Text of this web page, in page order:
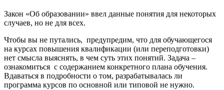
Закон «Об образовании» ввел данные понятия для некоторых
случаев, но не для всех.
Чтобы вы не путались, предупредим, что для обучающегося
на курсах повышения квалификации (или переподготовки)
нет смысла выяснять, в чем суть этих понятий. Задача –
ознакомиться с содержанием конкретного плана обучения.
Вдаваться в подробности о том, разрабатывалась ли
программа курсов по основной или типовой не нужно.